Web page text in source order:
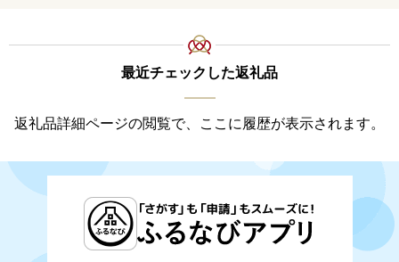
最近チェックした返礼品
返礼品詳細ページの閲覧で、ここに履歴が表示されます。